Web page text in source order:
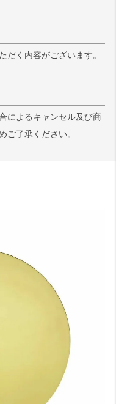
だく内容がございます。
によるキャンセル及び商
ご了承ください。